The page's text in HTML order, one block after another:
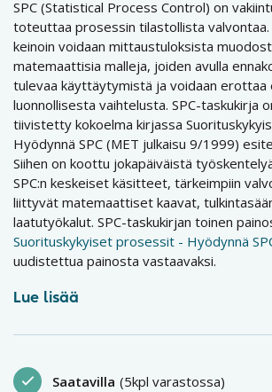
SPC (Statistical Process Control) on
toteuttaa prosessin tilastollista
keinoin voidaan mittaustuloksista
matemaattisia malleja, joiden avulla
tulevaa käyttäytymistä ja voidaan
luonnollisesta vaihtelusta. SPC-taskukirja
tiivistetty kokoelma kirjassa
Hyödynnä SPC (MET julkaisu 9/1999)
Siihen on koottu jokapäiväistä
SPC:n keskeiset käsitteet, tärkeimpiin
liittyvät matemaattiset kaavat,
laatutyökalut. SPC-taskukirjan toinen
Suorituskykyiset prosessit - Hyödynnä
uudistettua painosta vastaavaksi.
Lue lisää
Saatavilla (5kpl varastossa)